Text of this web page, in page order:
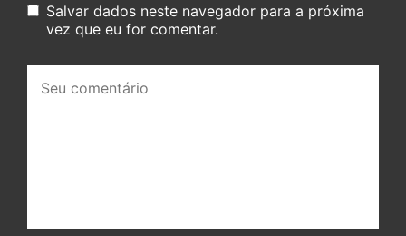
Salvar dados neste navegador para a próxima
vez que eu for comentar.
comentário: